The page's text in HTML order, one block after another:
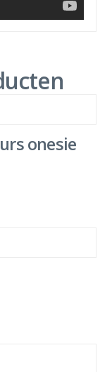
onesie